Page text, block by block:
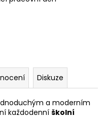
Diskuze
a moderním
každodenníškolní